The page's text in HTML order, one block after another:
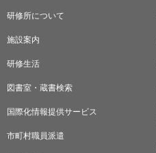
研修所について
施設案内
研修生活
図書室・蔵書検索
国際化情報提供サービス
市町村職員派遣